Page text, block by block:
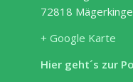
72818
+ Google Karte
Hier geht´s zur